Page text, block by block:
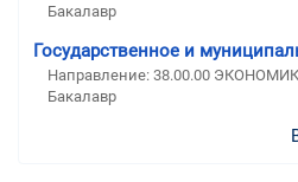
Бакалавр
Государственное и
Направление: 38.00.00
Бакалавр